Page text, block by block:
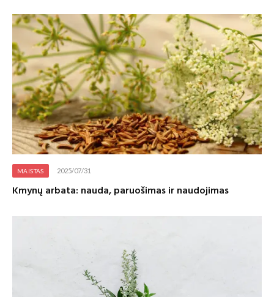
MAISTAS 2025/07/31
Kmynų arbata: nauda, paruošimas ir naudojimas